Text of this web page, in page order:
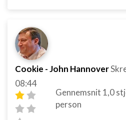
Cookie - John Hannover
08:44
Gennemsnit 1,0
person